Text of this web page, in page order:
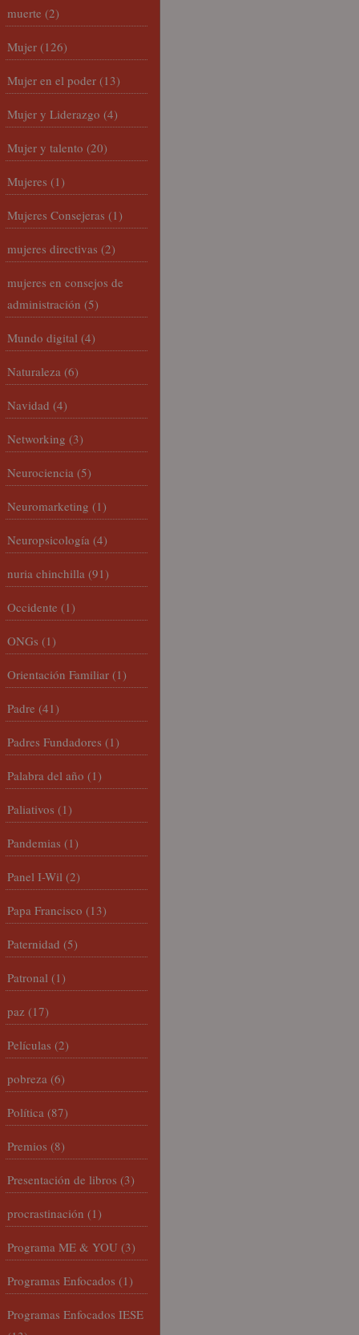
muerte (2)
Mujer (126)
Mujer en el poder (13)
Mujer y Liderazgo (4)
Mujer y talento (20)
Mujeres (1)
Mujeres Consejeras (1)
mujeres directivas (2)
mujeres en consejos de
administración (5)
Mundo digital (4)
Naturaleza (6)
Navidad (4)
Networking (3)
Neurociencia (5)
Neuromarketing (1)
Neuropsicología (4)
nuria chinchilla (91)
Occidente (1)
ONGs (1)
Orientación Familiar (1)
Padre (41)
Padres Fundadores (1)
Palabra del año (1)
Paliativos (1)
Pandemias (1)
Panel I-Wil (2)
Papa Francisco (13)
Paternidad (5)
Patronal (1)
paz (17)
Películas (2)
pobreza (6)
Política (87)
Premios (8)
Presentación de libros (3)
procrastinación (1)
Programa ME & YOU (3)
Programas Enfocados (1)
Programas Enfocados IESE